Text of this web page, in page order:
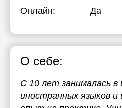
Онлайн:
Да
О себе:
С 10 лет занималась в
иностранных языков